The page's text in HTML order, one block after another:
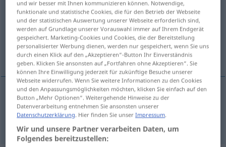
Übersicht aller Übersetzungen
(Für mehr Details die Übersetzung anklicken/antippen)
Herausforderung
Herausforderungf bravade
und wir besser mit Ihnen kommunizieren können. Notwendige,
funktionale und statistische Cookies, die für den Betrieb der Webseite
und der statistischen Auswertung unserer Webseite erforderlich sind,
werden auf Grundlage unserer Vorauswahl immer auf Ihrem Endgerät
gespeichert. Marketing-Cookies und Cookies, die der Bereitstellung
personalisierter Werbung dienen, werden nur gespeichert, wenn Sie uns
durch einen Klick auf den „Akzeptieren“-Button Ihr Einverständnis
geben. Klicken Sie ansonsten auf „Fortfahren ohne Akzeptieren“. Sie
können Ihre Einwilligung jederzeit für zukünftige Besuche unserer
Webseite widerrufen. Wenn Sie weitere Informationen zu den Cookies
und den Anpassungsmöglichkeiten möchten, klicken Sie einfach auf den
Button „Mehr Optionen“. Weitergehende Hinweise zu der
Datenverarbeitung entnehmen Sie ansonsten unserer
Datenschutzerklärung . Hier finden Sie unserImpressum
Wir und unsere Partner verarbeiten Daten, um
Folgendes bereitzustellen: